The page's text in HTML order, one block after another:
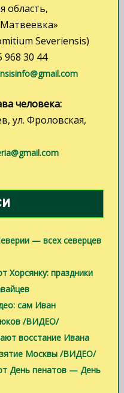
область,
Severiensis)
968 30 44
человека:
ул. Фроловская,
— всех северцев
Хорсянку: праздники
сам Иван
/ВИДЕО/
восстание Ивана
Москвы /ВИДЕО/
День пенатов — День